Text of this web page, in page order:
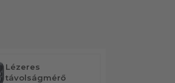
Lézeres
távolságmérő